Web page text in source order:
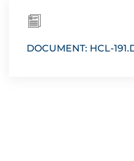
DOCUMENT: HCL-